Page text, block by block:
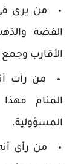
من يرى
الفضة
الأقارب وجمع
من رأت
المنام
المسؤولية.
من رأى